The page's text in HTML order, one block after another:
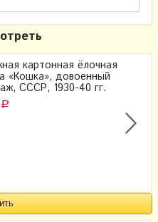
картонная ёлочная
«Кошка», довоенный
СССР, 1930-40 гг.
Р